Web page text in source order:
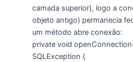
camada superior), logo a
objeto antigo) permanecia
um método abre conexão:
private void
SQLException {